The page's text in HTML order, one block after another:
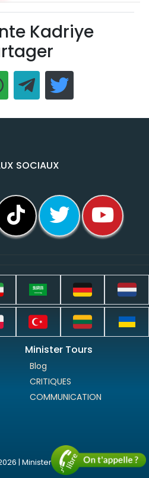
Kadriye
SOCIAUX
Minister Tours
Blog
CRITIQUES
COMMUNICATION
| Minister Tours